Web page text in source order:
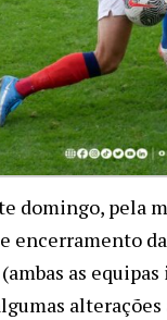
domingo, pela
encerramento
as